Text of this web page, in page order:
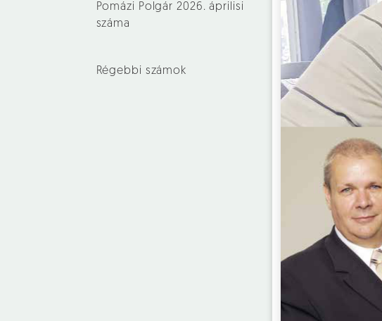
Pomázi Polgár 2026. áprilisi
száma
Régebbi számok